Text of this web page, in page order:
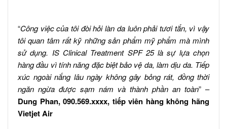
“Công việc của tôi đòi hỏi làn da luôn phải tươi tắn, vì vậy
tôi quan tâm rất kỹ những sản phẩm mỹ phẩm mà mình
sử dụng. IS Clinical Treatment SPF 25 là sự lựa chọn
hàng đầu vì tính năng đặc biệt bảo vệ da, làm dịu da. Tiếp
xúc ngoài nắng lâu ngày không gây bỏng rát, đồng thời
ngăn ngừa được sạm nám và thành phần an toàn” –
Dung Phan, 090.569.xxxx, tiếp viên hàng không hãng
Vietjet Air